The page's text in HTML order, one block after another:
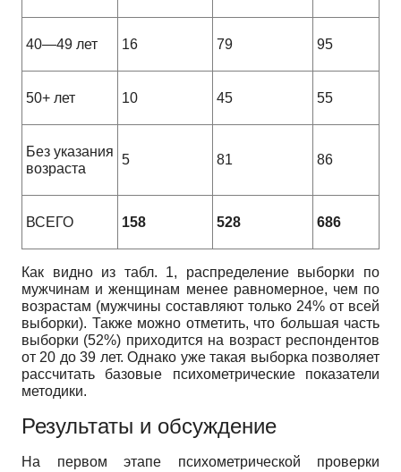
40—49 лет 16 79 95
50+ лет 10 45 55
Без указания
возраста
5 81 86
ВСЕГО 158 528 686
Как видно из табл. 1, распределение выборки по
мужчинам и женщинам менее равномерное, чем по
возрастам (мужчины составляют только 24% от всей
выборки). Также можно отметить, что большая часть
выборки (52%) приходится на возраст респондентов
от 20 до 39 лет. Однако уже такая выборка позволяет
рассчитать базовые психометрические показатели
методики.
Результаты и обсуждение
На первом этапе психометрической проверки